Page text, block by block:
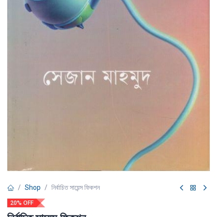
Shop নির্বাচিত সায়েন্স ফিকশন
20% OFF